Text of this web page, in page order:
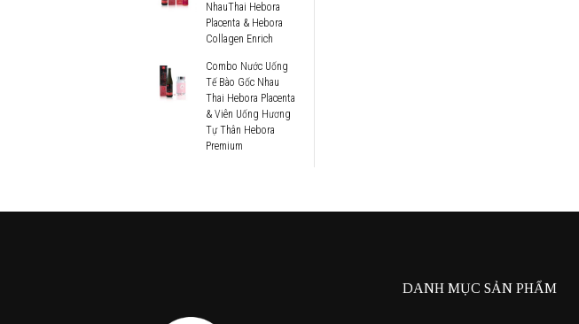
NhauThai Hebora
Placenta & Hebora
Collagen Enrich
Combo Nước Uống
Tế Bào Gốc Nhau
Thai Hebora Placenta
& Viên Uống Hương
Tự Thân Hebora
Premium
DANH MỤC SẢN PHẨM